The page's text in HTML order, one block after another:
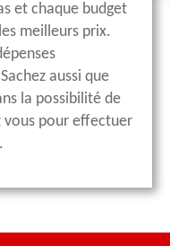
et chaque budget
meilleurs prix.
aussi que
la possibilité de
vous pour effectuer